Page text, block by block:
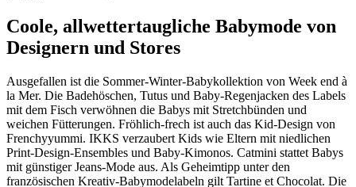
Coole, allwettertaugliche Babymode von
Designern und Stores
Ausgefallen ist die Sommer-Winter-Babykollektion von Week end à
la Mer. Die Badehöschen, Tutus und Baby-Regenjacken des Labels
mit dem Fisch verwöhnen die Babys mit Stretchbünden und
weichen Fütterungen. Fröhlich-frech ist auch das Kid-Design von
Frenchyyummi. IKKS verzaubert Kids wie Eltern mit niedlichen
Print-Design-Ensembles und Baby-Kimonos. Catmini stattet Babys
mit günstiger Jeans-Mode aus. Als Geheimtipp unter den
französischen Kreativ-Babymodelabeln gilt Tartine et Chocolat. Die